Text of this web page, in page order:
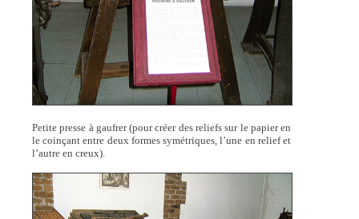
Petite presse à gaufrer (pour créer des reliefs sur le papier en
le coinçant entre deux formes symétriques, l’une en relief et
l’autre en creux).